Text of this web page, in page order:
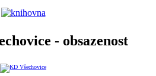
- obsazenost